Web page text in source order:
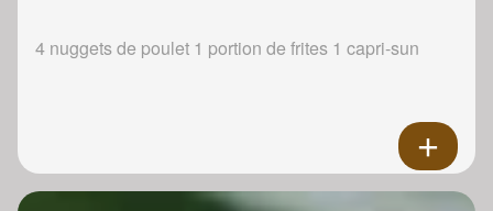
4 nuggets de poulet 1 portion de frites 1 capri-sun